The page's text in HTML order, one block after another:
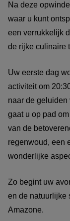
Na deze
waar u kunt
een verrukkelijk
de rijke culinaire
Uw eerste dag
activiteit om
naar de geluiden
gaat u op pad
van de
regenwoud, een
wonderlijke
Zo begint uw
en de natuurlijke
Amazone.